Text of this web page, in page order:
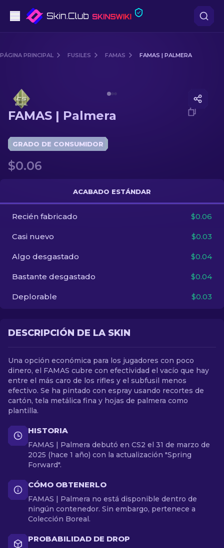
Fusiles de Francotirador
Cuchillos
Guantes
Otro
PÁGINA PRINCIPAL FUSILES FAMAS FAMAS | PALMERA
FAMAS | Palmera
GRADO DE CONSUMIDOR
$0.06
ACABADO ESTÁNDAR
Recién fabricado $0.06
Casi nuevo $0.03
Algo desgastado $0.04
Bastante desgastado $0.04
Deplorable $0.03
DESCRIPCIÓN DE LA SKIN
Una opción económica para los jugadores con poco
dinero, el FAMAS cubre con efectividad el vacío que hay
entre el más caro de los rifles y el subfusil menos
efectivo. Se ha pintado con espray usando recortes de
cartón, tela metálica fina y hojas de palmera como
plantilla.
HISTORIA
FAMAS | Palmera debutó en CS2 el 31 de marzo de
2025 (hace 1 año) con la actualización "Spring
Forward".
CÓMO OBTENERLO
FAMAS | Palmera no está disponible dentro de
ningún contenedor. Sin embargo, pertenece a
Colección Boreal.
PROBABILIDAD DE DROP